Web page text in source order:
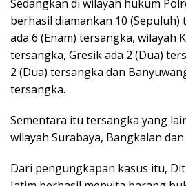
Sedangkan di wilayah hukum
berhasil diamankan 10 (Sepuluh)
ada 6 (Enam) tersangka, wilayah
tersangka, Gresik ada 2 (Dua)
2 (Dua) tersangka dan
tersangka.
Sementara itu tersangka yang
wilayah Surabaya, Bangkalan
Dari pengungkapan kasus itu,